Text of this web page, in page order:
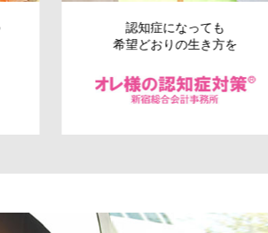
認知症になっても
希望どおりの生き方を